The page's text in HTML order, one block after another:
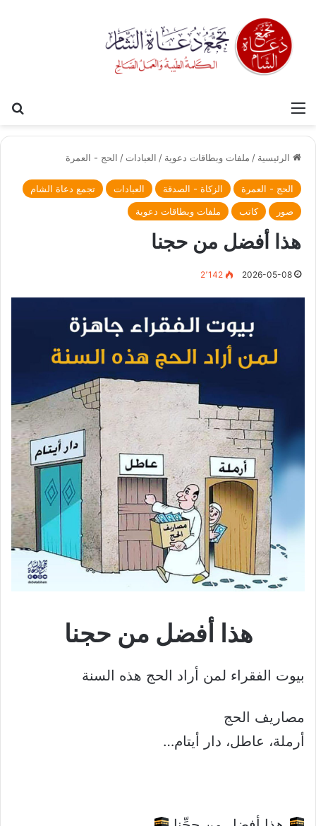
القائمة
الرئيسية / ملفات وبطاقات دعوية / العبادات / الحج - العمرة
الحج - العمرة الزكاة - الصدقة العبادات
تجمع دعاة الشام
صور
كاتب ملفات وبطاقات دعوية
هذا أفضل من حجنا
2026-05-08 2٬142
هذا أفضل من حجنا
بيوت الفقراء لمن أراد الحج هذه السنة
مصاريف الحج
أرملة، عاطل، دار أيتام…